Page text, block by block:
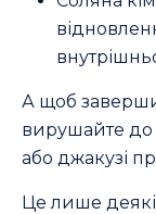
А щоб
вирушайте до
або джакузі
Це лише